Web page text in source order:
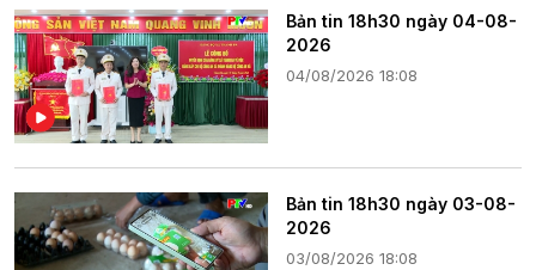
Bản tin 18h30 ngày 04-08-
2026
04/08/2026 18:08
Bản tin 18h30 ngày 03-08-
2026
03/08/2026 18:08